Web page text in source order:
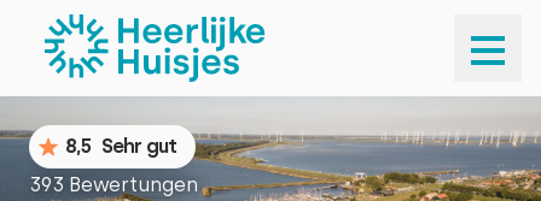
1
8,5 Sehr gut
393 Bewertungen